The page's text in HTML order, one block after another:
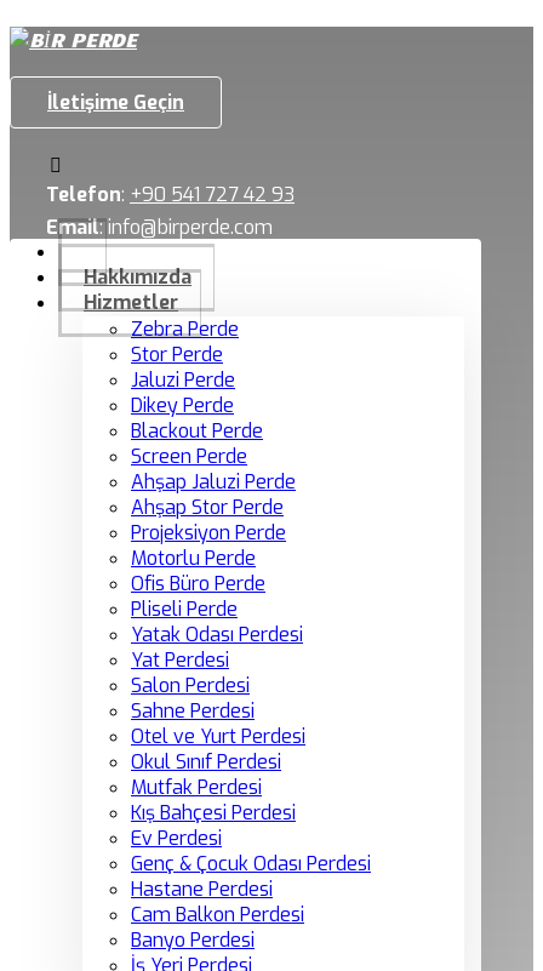
İletişime Geçin
Telefon: +90 541 727 42 93
Email:info@birperde.com
Hakkımızda
Hizmetler
Zebra Perde
Stor Perde
Jaluzi Perde
Dikey Perde
Blackout Perde
Screen Perde
Ahşap Jaluzi Perde
Ahşap Stor Perde
Projeksiyon Perde
Motorlu Perde
Ofis Büro Perde
Pliseli Perde
Yatak Odası Perdesi
Yat Perdesi
Salon Perdesi
Sahne Perdesi
Otel ve Yurt Perdesi
Okul Sınıf Perdesi
Mutfak Perdesi
Kış Bahçesi Perdesi
Ev Perdesi
Genç & Çocuk Odası Perdesi
Hastane Perdesi
Cam Balkon Perdesi
Banyo Perdesi
İş Yeri Perdesi